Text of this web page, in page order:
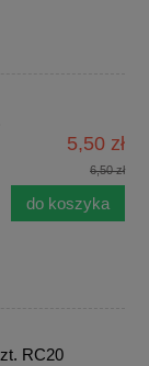
5,50 zł
6,50 zł
do koszyka
RC20